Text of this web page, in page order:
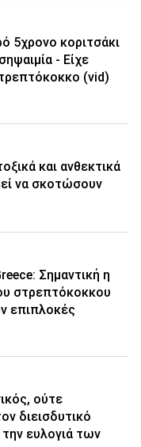
5χρονο κοριτσάκι
- Είχε
(vid)
και ανθεκτικά
να σκοτώσουν
Σημαντική η
στρεπτόκοκκου
επιπλοκές
ούτε
διεισδυτικό
ευλογιά των